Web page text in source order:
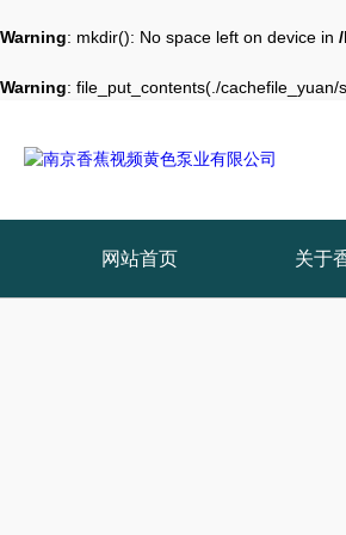
Warning: mkdir(): No space left on device in
Warning: file_put_contents(./
网站首页 关于